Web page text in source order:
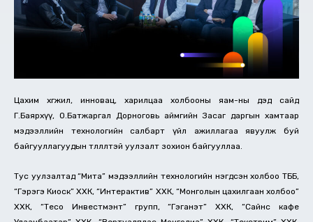
Цахим хөгжил, инновац, харилцаа холбооны яам-ны дэд сайд
Г.Баярхүү, О.Батжаргал Дорноговь аймгийн Засаг даргын хамтаар
мэдээллийн технологийн салбарт үйл ажиллагаа явуулж буй
байгууллагуудын төлөөлөлтэй уулзалт зохион байгууллаа.
Тус уулзалтад “Мита” мэдээллийн технологийн нэгдсэн холбоо ТББ,
“Гэрэгэ Киоск” ХХК, “Интерактив” ХХК, “Монголын цахилгаан холбоо”
ХХК, “Тесо Инвестмэнт” групп, “Гэганэт” ХХК, “Сайнс кафе